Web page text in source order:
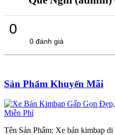
0
0 đánh giá
Sản Phẩm Khuyến Mãi
Tên Sản Phẩm: Xe bán kimbap